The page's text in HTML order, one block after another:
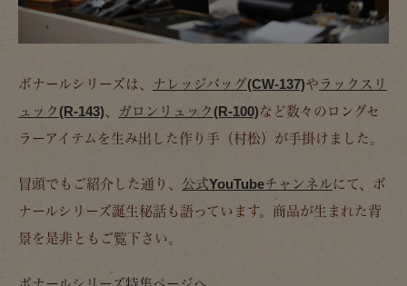
ボナールシリーズは、 ナレッジバッグ(CW-137)や ラックスリ
ュック(R-143)、 ガロンリュック(R-100)など数々のロングセ
ラーアイテムを生み出した作り手（村松）が手掛けました。
冒頭でもご紹介した通り、 公式YouTubeチャンネルにて、ボ
ナールシリーズ誕生秘話も語っています。商品が生まれた背
景を是非ともご覧下さい。